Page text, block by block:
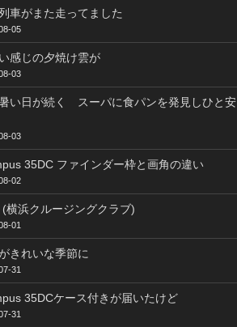
車がまた走ってました
05
感じの夕焼け雲が
03
い日が続く スーパに食パンを発見しひと安
03
35DC ファインダー枠と画角の違い
02
(横浜クルージングクラブ)
01
きれいな季節に
31
35DCケース付きが届いたけど
31